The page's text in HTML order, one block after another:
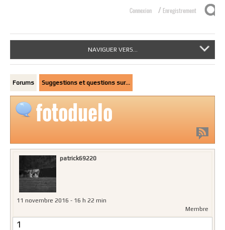
Connexion / Enregistrement
NAVIGUER VERS...
Forums Suggestions et questions sur…
fotoduelo
patrick69220
11 novembre 2016 - 16 h 22 min
Membre
1